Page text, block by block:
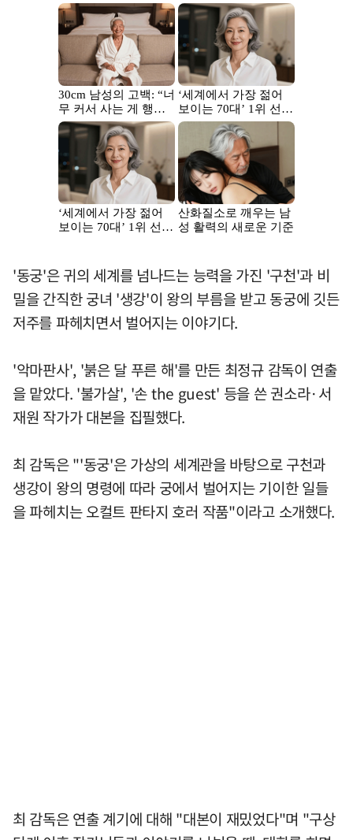
'동궁'은 귀의 세계를 넘나드는 능력을 가진 '구천'과 비
밀을 간직한 궁녀 '생강'이 왕의 부름을 받고 동궁에 깃든
저주를 파헤치면서 벌어지는 이야기다.
'악마판사', '붉은 달 푸른 해'를 만든 최정규 감독이 연출
을 맡았다. '불가살', '손 the guest' 등을 쓴 권소라·서
재원 작가가 대본을 집필했다.
최 감독은 "'동궁'은 가상의 세계관을 바탕으로 구천과
생강이 왕의 명령에 따라 궁에서 벌어지는 기이한 일들
을 파헤치는 오컬트 판타지 호러 작품"이라고 소개했다.
최 감독은 연출 계기에 대해 "대본이 재밌었다"며 "구상